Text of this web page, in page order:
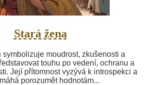
Stará žena
symbolizuje moudrost, zkušenosti a
touhu po vedení, ochranu a
Její přítomnost vyzývá k introspekci a
porozumět hodnotám...